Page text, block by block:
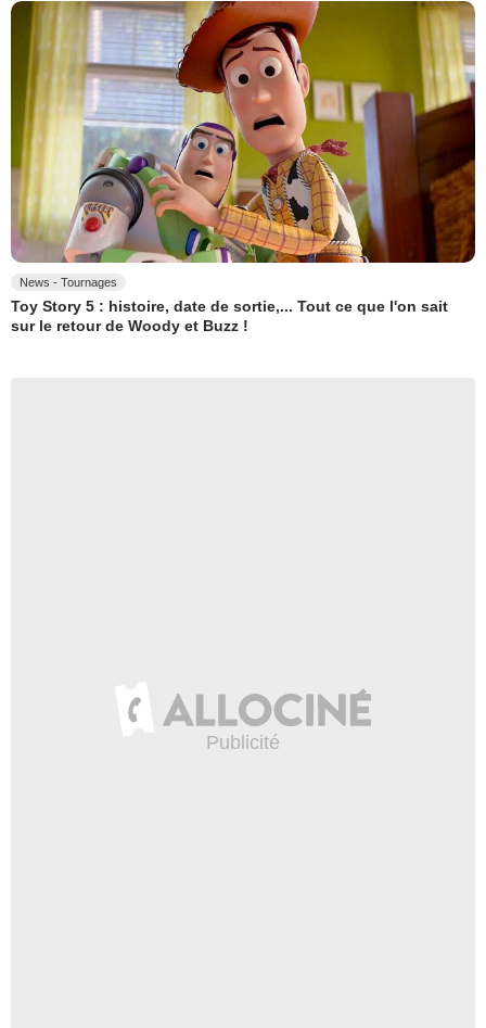
News - Tournages
Toy Story 5 : histoire, date de sortie,... Tout ce que l'on sait
sur le retour de Woody et Buzz !